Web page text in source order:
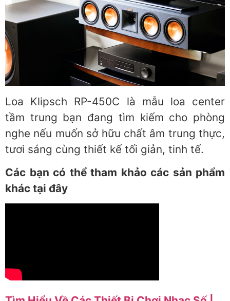
Loa Klipsch RP-450C là mẫu loa center
tầm trung bạn đang tìm kiếm cho phòng
nghe nếu muốn sở hữu chất âm trung thực,
tươi sáng cùng thiết kế tối giản, tinh tế.
Các bạn có thể tham khảo các sản phẩm
khác tại đây